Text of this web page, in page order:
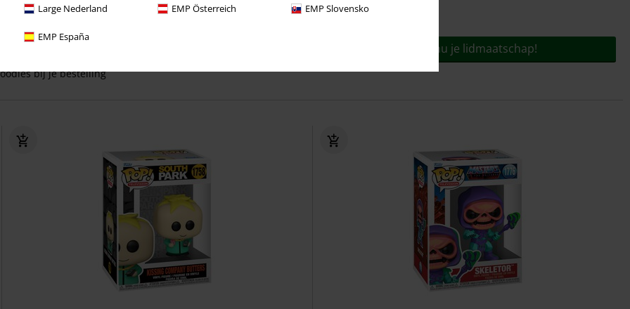
Large Nederland EMP Österreich EMP Slovensko
EMP España
bij je bestelling
Bestel nu je lidmaatschap!